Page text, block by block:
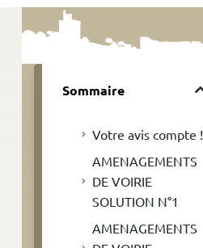
Sommaire
Votre avis compte !
AMENAGEMENTS
DE VOIRIE
SOLUTION N°1
AMENAGEMENTS